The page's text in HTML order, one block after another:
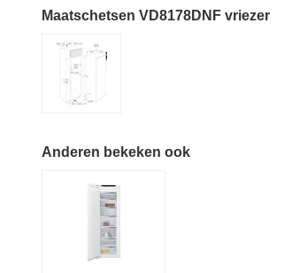
Maatschetsen VD8178DNF vriezer
Anderen bekeken ook